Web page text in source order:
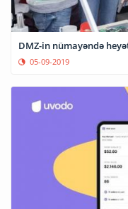
DMZ-in nümayəndə
05-09-2019